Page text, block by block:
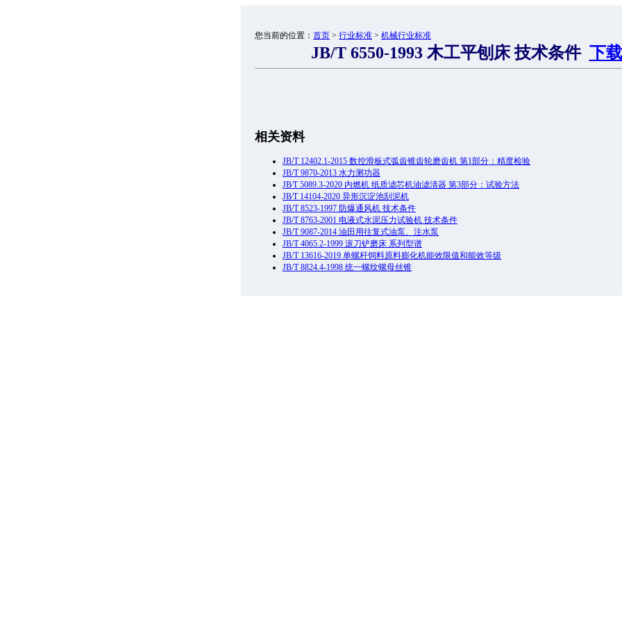
您当前的位置： 首页 > 行业标准 > 机械行业标准
JB/T 6550-1993 木工平刨床 技术条件 下载
相关资料
JB/T 12402.1-2015 数控滑板式弧齿锥齿轮磨齿机 第1部分：精度检验
JB/T 9870-2013 水力测功器
JB∕T 5089.3-2020 内燃机 纸质滤芯机油滤清器 第3部分：试验方法
JB∕T 14104-2020 异形沉淀池刮泥机
JB/T 8523-1997 防爆通风机 技术条件
JB/T 8763-2001 电液式水泥压力试验机 技术条件
JB/T 9087-2014 油田用往复式油泵、注水泵
JB/T 4065.2-1999 滚刀铲磨床 系列型谱
JB/T 13616-2019 单螺杆饲料原料膨化机能效限值和能效等级
JB/T 8824.4-1998 统一螺纹螺母丝锥